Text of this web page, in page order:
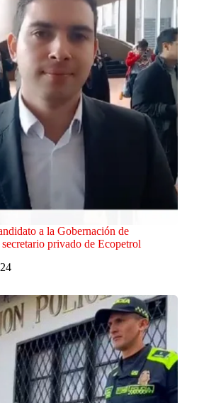
a la Gobernación de
privado de Ecopetrol